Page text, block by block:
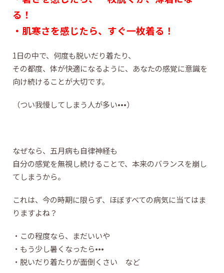
る！
・肌寒さを感じたら、すぐ一枚着る！
1日の中で、何度も脱いだり着たり、
その都度、体が快適になるように、あなたの感覚に意識を
向け続けることが大切です。
（つい我慢してしまう人が多い•••）
なぜなら、五月病も自律神経も
自分の感覚を無視し続けることで、本来のバランスを崩し
てしまうから。
これは、今の時期に限らず、ほぼすべての病気に当てはま
りますよね？
・この程度なら、まだいいや
・もう少し暑くなったら•••
・脱いだり着たりが面倒くさい など